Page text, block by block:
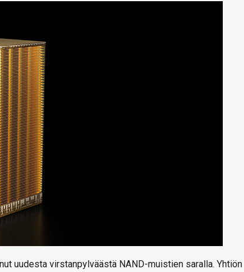
uudesta virstanpylväästä NAND-muistien saralla. Yhtiön